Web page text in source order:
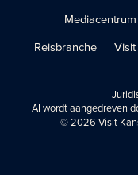
Mediacentrum
Reisbranche
AI wordt aangedreven
© 2026 Visit